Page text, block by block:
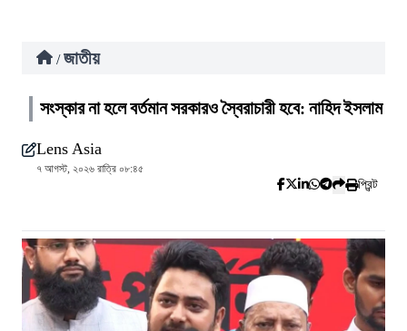
/ জাতীয়
সংস্কার না হলে বর্তমান সরকারও স্বৈরাচারী হবে: নাহিদ ইসলাম
Lens Asia
৭ আগস্ট, ২০২৬ রাত্রি ০৮:৪৫
প্রিন্ট